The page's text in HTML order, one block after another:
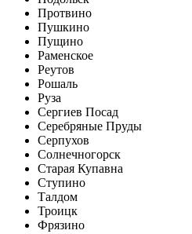
Протвино
Пушкино
Пущино
Раменское
Реутов
Рошаль
Руза
Сергиев Посад
Серебряные Пруды
Серпухов
Солнечногорск
Старая Купавна
Ступино
Талдом
Троицк
Фрязино